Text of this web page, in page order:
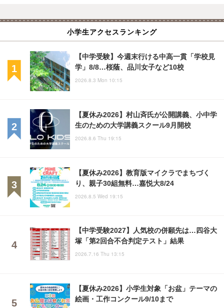
小学生アクセスランキング
【中学受験】今週末行ける中高一貫「学校見
学」8/8…桜蔭、品川女子など10校
2026.8.3 Mon 10:15
【夏休み2026】村山斉氏が公開講義、小中学
生のための大学講義スクール9月開校
2026.8.6 Thu 19:15
【夏休み2026】教育版マイクラでまちづく
り、親子30組無料…嘉悦大8/24
2026.8.5 Wed 19:15
【中学受験2027】人気校の併願先は…四谷大
塚「第2回合不合判定テスト」結果
2026.7.16 Thu 13:15
【夏休み2026】小学生対象「お盆」テーマの
絵画・工作コンクール9/10まで